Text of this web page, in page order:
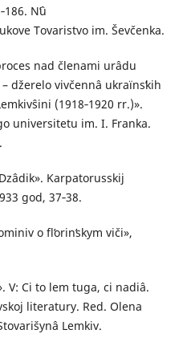
Nʹû
Tovaristvo іm. Ševčenka.
nad členami urâdu
– džerelo vivčennâ ukraїnsʹkih
(1918‑1920 rr.)».
unіversitetu іm. І. Franka.
Karpatorusskіj
god, 37‑38.
o flʹorinʹskym vіči»,
V: Ci to lem tuga, ci nadіâ.
lіteratury. Red. Olena
Lemkіv.